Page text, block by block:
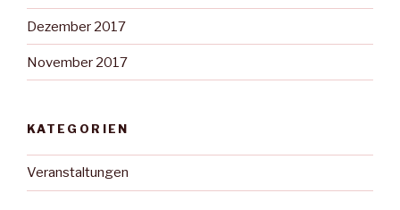
Dezember 2017
November 2017
KATEGORIEN
Veranstaltungen